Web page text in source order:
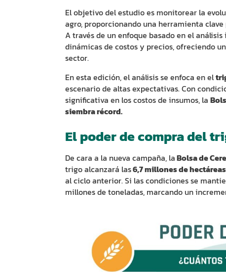
El objetivo del estudio es monitorear la
agro, proporcionando una herramienta
A través de un enfoque basado en el
dinámicas de costos y precios, ofreciendo
sector.
En esta edición, el análisis se enfoca en el
escenario de altas expectativas. Con
significativa en los costos de insumos, la
siembra récord.
El poder de compra del
De cara a la nueva campaña, laBolsa de
trigo alcanzará las6,7 millones de
al ciclo anterior. Si las condiciones se
millones de toneladas, marcando un